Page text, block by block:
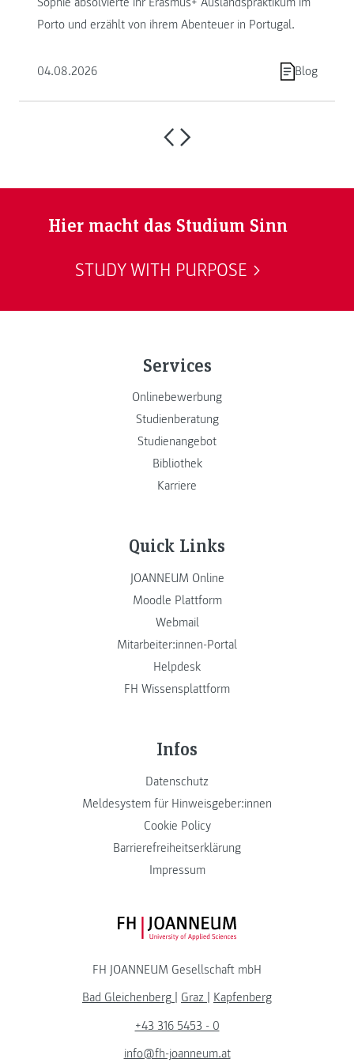
Porto und erzählt von ihrem Abenteuer in Portugal.
04.08.2026 Blog
Hier macht das Studium Sinn
STUDY WITH PURPOSE
Services
Onlinebewerbung
Studienberatung
Studienangebot
Bibliothek
Karriere
Quick Links
JOANNEUM Online
Moodle Plattform
Webmail
Mitarbeiter:innen-Portal
Helpdesk
FH Wissensplattform
Infos
Datenschutz
Meldesystem für Hinweisgeber:innen
Cookie Policy
Barrierefreiheitserklärung
Impressum
FH JOANNEUM Logo
FH JOANNEUM Gesellschaft mbH
Bad Gleichenberg
Graz
Kapfenberg
+43 316 5453 - 0
info@fh-joanneum.at